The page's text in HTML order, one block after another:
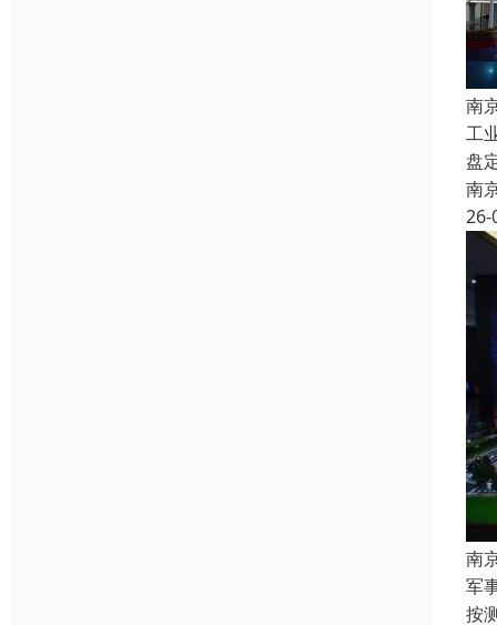
南
工
盘
南
26-
南
军
按